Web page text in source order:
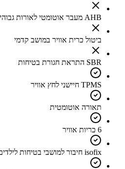
AHB מעבר אוטומטי לאורות גבוהים
ביטול כרית אוויר במושב קדמי
SBR התראת חגורת בטיחות
TPMS חיישני לחץ אוויר
תאורה אוטומטית
6 כריות אוויר
isofix חיבור למושבי בטיחות לילדים